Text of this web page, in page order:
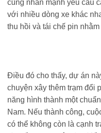
cũng nhấn mạnh yêu cầu
với nhiều dòng xe khác
thu hồi và tái chế pin
Điều đó cho thấy, dự án
chuyện xây thêm trạm đổi
năng hình thành một
Nam. Nếu thành công,
có thể không còn là cạnh